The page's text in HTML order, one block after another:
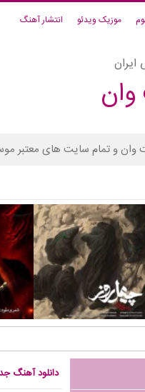
موزیک ویدئو انتشار آهنگ
و تمام سایت های معتبر
دانلود آهنگ